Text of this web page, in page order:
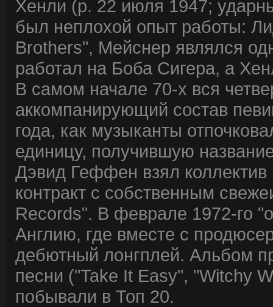
Хенли (р. 22 июля 1947;
был неплохой опыт работы:
Brothers", Мейснер являлся
работал на Боба Сигера, а
В самом начале 70-х вся
аккомпанирующий состав
года, как музыканты
единицу, получившую
Дэвид Геффен взял коллектив
контракт с собственным
Records". В феврале 1972-го
Англию, где вместе с
дебютный лонгплей. Альбом
песни ("Take It Easy", "Witchy
побывали в Топ 20.